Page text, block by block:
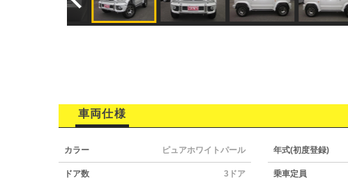
車両仕様
カラー ピュアホワイトパール 年式(初度登録)
ドア数 3ドア 乗車定員